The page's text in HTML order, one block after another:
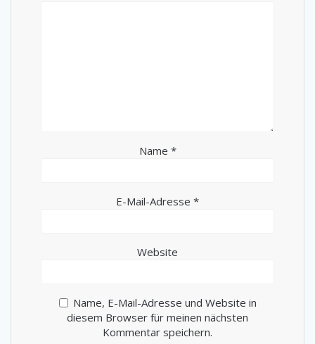
Name *
E-Mail-Adresse *
Website
Name, E-Mail-Adresse und Website in
diesem Browser für meinen nächsten
Kommentar speichern.